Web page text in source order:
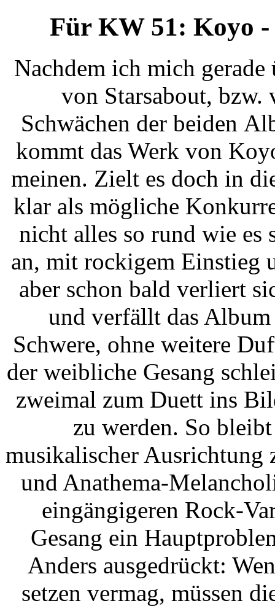
Für KW 51: Koyo
Nachdem ich mich
von Starsabout, bzw.
Schwächen der beiden
kommt das Werk von
meinen. Zielt es doch in
klar als mögliche
nicht alles so rund wie es
an, mit rockigem Einstieg
aber schon bald verliert
und verfällt das
Schwere, ohne weitere
der weibliche Gesang
zweimal zum Duett ins
zu werden. So
musikalischer Ausrichtung
und Anathema-
eingängigeren Rock-
Gesang ein
Anders ausgedrückt:
setzen vermag, müssen